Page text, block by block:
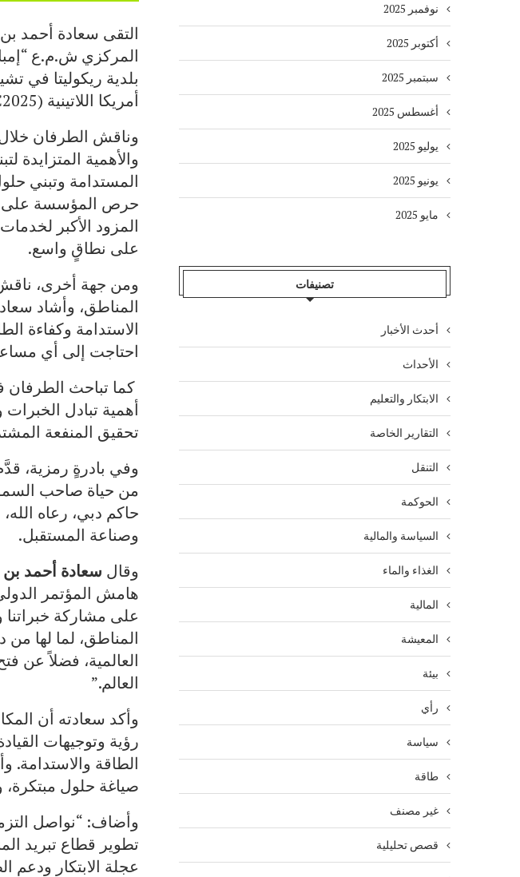
التقى سعادة أحمد
المركزي ش.م.ع
بلدية ريكوليتا في
أمريكا اللاتينية (LAC2025)، والذي عُقد في مدينة سانتياغو من 9 إلى 10 سبتمبر 2025.
وناقش الطرفان
والأهمية المتزايدة
المستدامة وتبني
حرص المؤسسة على نقل
المزود الأكبر
على نطاقٍ واسع.
ومن جهة أخرى، ناقش
المناطق، وأشاد
الاستدامة وكفاءة
احتاجت إلى أي
كما تباحث الطرفان
أهمية تبادل
تحقيق المنفعة
وفي بادرةٍ رمزية،
من حياة صاحب
حاكم دبي، رعاه
وصناعة المستقبل.
وقال سعادة أحمد بن
على مشاركة خبراتنا
المناطق، لما لها
العالمية، فضلاً عن
العالم.”
وأكد سعادته أن
رؤية وتوجيهات
الطاقة
صياغة حلول مبتكرة،
وأضاف: “نواصل
تطوير قطاع تبريد
عجلة الابتكار ودعم
نوفمبر 2025
أكتوبر 2025
سبتمبر 2025
أغسطس 2025
يوليو 2025
يونيو 2025
مايو 2025
تصنيفات
أحدث الأخبار
الأحداث
الابتكار والتعليم
التقارير الخاصة
التنقل
الحوكمة
السياسة والمالية
الغذاء والماء
المالية
المعيشة
بيئة
رأي
سياسة
طاقة
غير مصنف
قصص تحليلية